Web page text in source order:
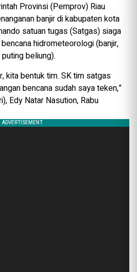
Provinsi (Pemprov) Riau
banjir di kabupaten kota
satuan tugas (Satgas) siaga
hidrometeorologi (banjir,
beliung).
kita bentuk tim. SK tim satgas
bencana sudah saya teken,”
Edy Natar Nasution, Rabu